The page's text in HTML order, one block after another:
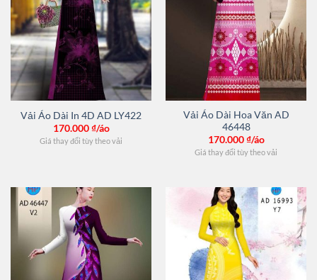
Vải Áo Dài In 4D AD LY422
170.000₫/áo
Giá thay đổi tùy theo vải
Vải Áo Dài Hoa Văn AD
46448
170.000₫/áo
Giá thay đổi tùy theo vải